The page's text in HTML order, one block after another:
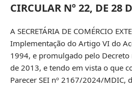
CIRCULAR Nº 22, DE 28
A SECRETÁRIA DE COMÉRCIO
Implementação do Artigo VI do
1994, e promulgado pelo
de 2013, e tendo em vista o que
Parecer SEI nº 2167/2024/MDIC,